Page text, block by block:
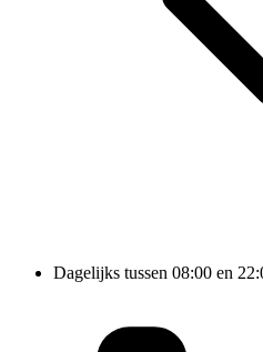
Dagelijks tussen 08:00 en